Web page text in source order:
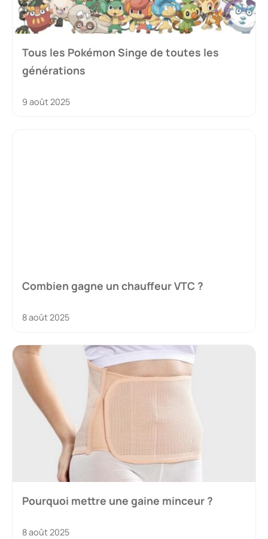
Tous les Pokémon Singe de toutes les
générations
9 août 2025
Combien gagne un chauffeur VTC ?
8 août 2025
Pourquoi mettre une gaine minceur ?
8 août 2025